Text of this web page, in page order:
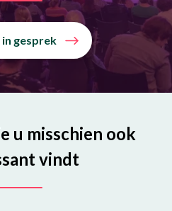
gesprek
u misschien ook
vindt